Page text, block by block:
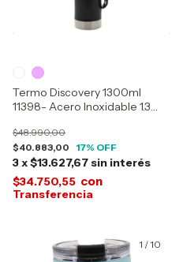
Termo Discovery 1300ml
11398- Acero Inoxidable 1.3
14713-14714-14715-14716-
17077-17078-17079-17080-
17076
$40.883,00
$48.990,00
17% OFF
3x$13.627,67 sin interés
$34.750,55 con
1 /10